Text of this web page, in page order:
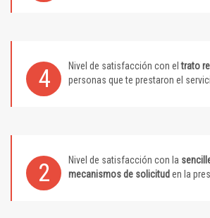
4 Nivel de satisfacción con eltrato
personas que te prestaron el
2 Nivel de satisfacción con la
mecanismos de solicitud en la